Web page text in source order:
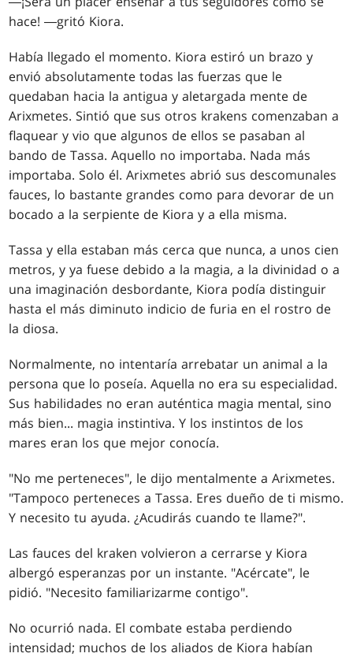
hace! ―gritó Kiora.
Había llegado el momento. Kiora estiró un brazo y
envió absolutamente todas las fuerzas que le
quedaban hacia la antigua y aletargada mente de
Arixmetes. Sintió que sus otros krakens comenzaban a
flaquear y vio que algunos de ellos se pasaban al
bando de Tassa. Aquello no importaba. Nada más
importaba. Solo él. Arixmetes abrió sus descomunales
fauces, lo bastante grandes como para devorar de un
bocado a la serpiente de Kiora y a ella misma.
Tassa y ella estaban más cerca que nunca, a unos cien
metros, y ya fuese debido a la magia, a la divinidad o a
una imaginación desbordante, Kiora podía distinguir
hasta el más diminuto indicio de furia en el rostro de
la diosa.
Normalmente, no intentaría arrebatar un animal a la
persona que lo poseía. Aquella no era su especialidad.
Sus habilidades no eran auténtica magia mental, sino
más bien... magia instintiva. Y los instintos de los
mares eran los que mejor conocía.
"No me perteneces", le dijo mentalmente a Arixmetes.
"Tampoco perteneces a Tassa. Eres dueño de ti mismo.
Y necesito tu ayuda. ¿Acudirás cuando te llame?".
Las fauces del kraken volvieron a cerrarse y Kiora
albergó esperanzas por un instante. "Acércate", le
pidió. "Necesito familiarizarme contigo".
No ocurrió nada. El combate estaba perdiendo
intensidad; muchos de los aliados de Kiora habían